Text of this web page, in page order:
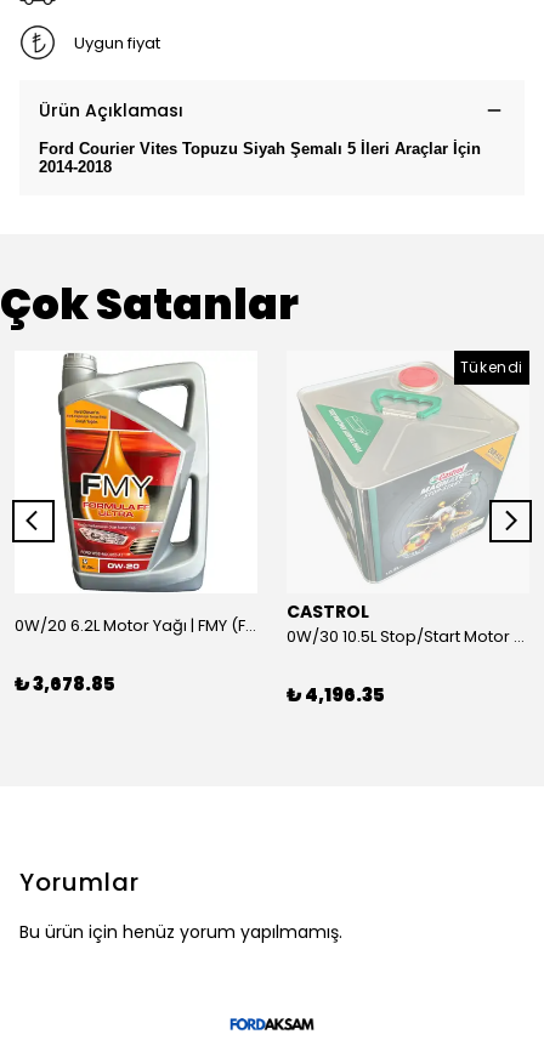
Uygun fiyat
Ürün Açıklaması
Ford Courier Vites Topuzu Siyah Şemalı 5 İleri Araçlar İçin
2014-2018
Çok Satanlar
0W/20 6.2L Motor Yağı | FMY (Ford Motor Yağları)
₺ 3,678.85
Tükendi
CASTROL
0W/30 10.5L Stop/Start Motor Yağı | CASTROL
₺ 4,196.35
Yorumlar
Bu ürün için henüz yorum yapılmamış.